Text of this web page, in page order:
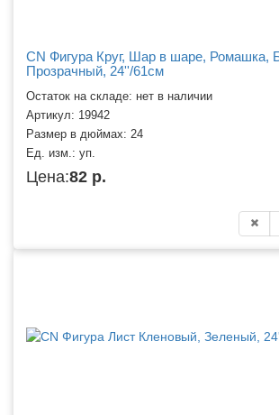
CN Фигура Круг, Шар в шаре, Ромашка,
Прозрачный, 24''/61см
Остаток на складе: нет в наличии
Артикул: 19942
Размер в дюймах: 24
Ед. изм.: уп.
Цена:82 р.